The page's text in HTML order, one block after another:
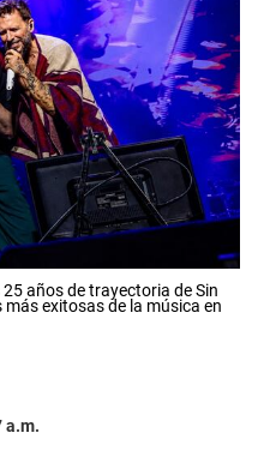
años de trayectoria de Sin
exitosas de la música en
a.m.